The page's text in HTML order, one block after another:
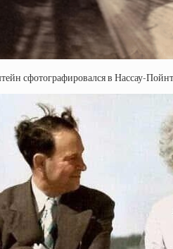
сфотографировался в Нассау-